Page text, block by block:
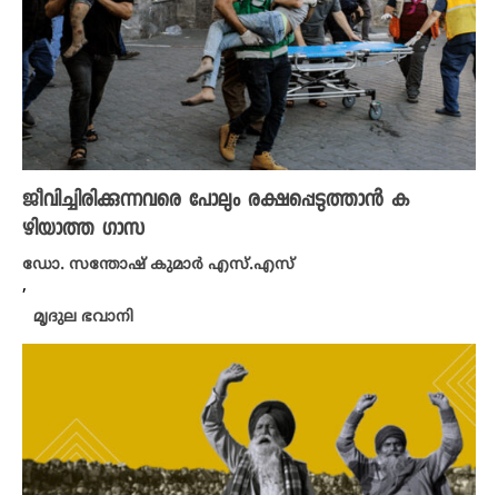
ജീവിച്ചിരിക്കുന്നവരെ പോലും രക്ഷപ്പെടുത്താൻ ക
ഴിയാത്ത ​ഗാസ
ഡോ. സന്തോഷ് കുമാര്‍ എസ്.എസ്
,
മൃദുല ഭവാനി